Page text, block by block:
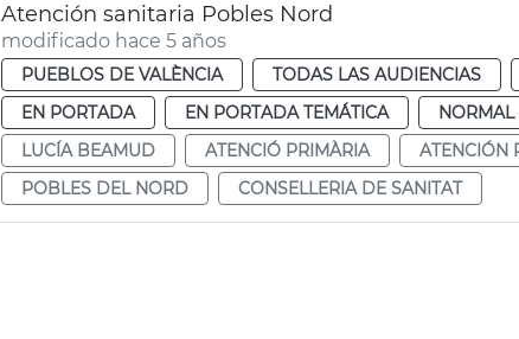
Atención sanitaria Pobles Nord
modificado hace 5 años
PUEBLOS DE VALÈNCIA TODAS LAS AUDIENCIAS
EN PORTADA
EN PORTADA TEMÁTICA NORMAL
LUCÍA BEAMUD
ATENCIÓ PRIMÀRIA ATENCIÓN
POBLES DEL NORD
CONSELLERIA DE SANITAT